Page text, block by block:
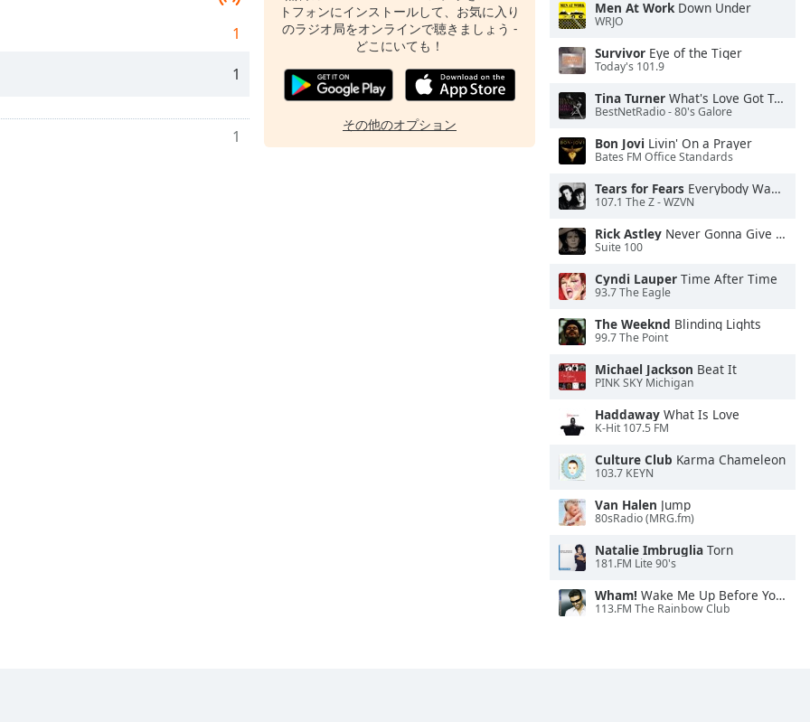
1
1
1
トフォンにインストールして、お気に入り
のラジオ局をオンラインで聴きましょう -
どこにいても！
その他のオプション
Men At WorkDown Under
WRJO
Survivor Eye of the Tiger
Today's 101.9
Tina Turner What's Love Got To Do With It
BestNetRadio - 80's Galore
Bon Jovi Livin' On a Prayer
Bates FM Office Standards
Tears for Fears Everybody Wants To Rule the World
107.1 The Z - WZVN
Rick Astley Never Gonna Give You Up
Suite 100
Cyndi Lauper Time After Time
93.7 The Eagle
The Weeknd Blinding Lights
99.7 The Point
Michael Jackson Beat It
PINK SKY Michigan
Haddaway What Is Love
K-Hit 107.5 FM
Culture Club Karma Chameleon
103.7 KEYN
Van Halen Jump
80sRadio (MRG.fm)
Natalie Imbruglia Torn
181.FM Lite 90's
Wham! Wake Me Up Before You Go-Go
113.FM The Rainbow Club